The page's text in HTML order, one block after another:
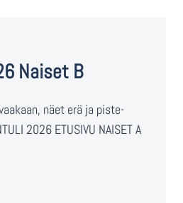
Naiset B
näet erä ja piste-
2026 ETUSIVU NAISET A